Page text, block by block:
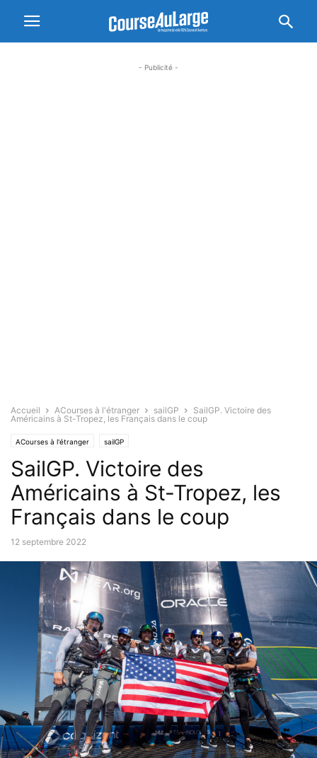
- Publicité -
Accueil ACourses à l'étranger sailGP
SailGP. Victoire des
Américains à St-Tropez, les Français dans le coup
ACourses à l'étranger sailGP
SailGP. Victoire des
Américains à St-Tropez, les
Français dans le coup
12 septembre 2022